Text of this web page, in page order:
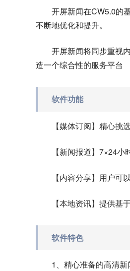
开屏新闻在CW5.0的
不断地优化和提升。
开屏新闻将同步重视
造一个综合性的服务平台
软件功能
【媒体订阅】精心挑
【新闻报道】7×24
【内容分享】用户
【本地资讯】提供基
软件特色
1、精心准备的高清